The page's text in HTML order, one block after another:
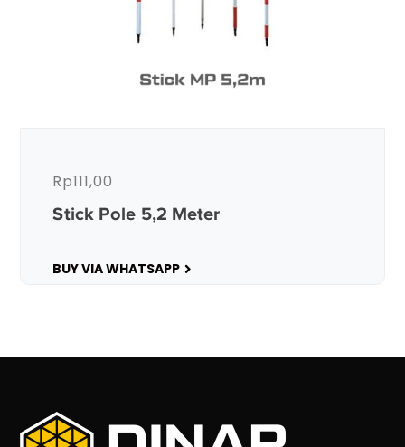
Stick Pole 5,2 Meter
Rp111,00
BUY VIA WHATSAPP